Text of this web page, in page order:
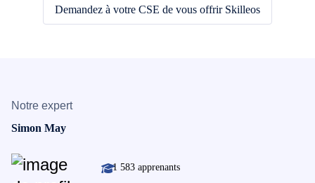
Demandez à votre CSE de vous offrir Skilleos
Notre expert
Simon May
1 583 apprenants